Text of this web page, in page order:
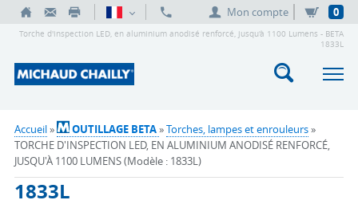
Mon compte 0
Torche d'inspection LED, en aluminium anodisé renforcé, jusqu'à 1100 Lumens - BETA
1833L
Accueil» OUTILLAGE BETA»Torches, lampes et enrouleurs»
TORCHE D'INSPECTION LED, EN ALUMINIUM ANODISÉ RENFORCÉ,
JUSQU'À 1100 LUMENS (Modèle : 1833L)
1833L